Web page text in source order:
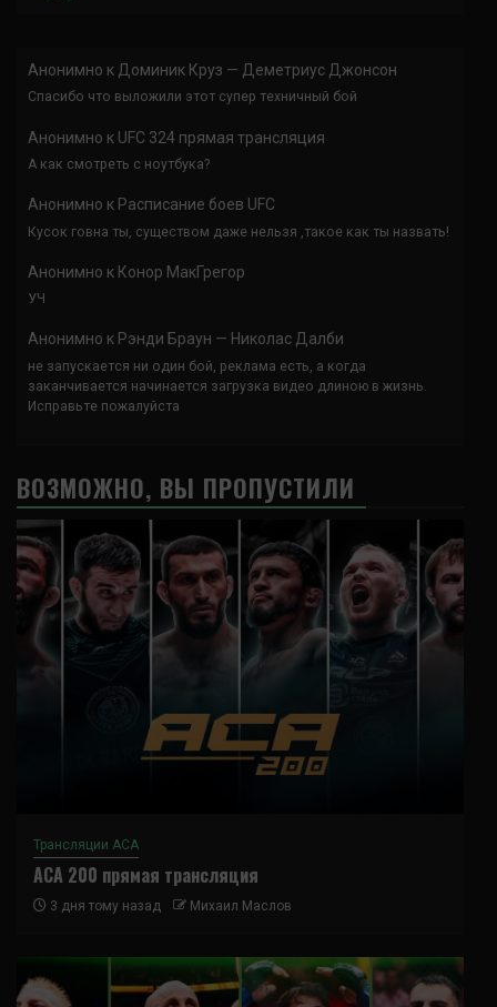
Анонимно к Доминик Круз — Деметриус Джонсон
Спасибо что выложили этот супер техничный бой
Анонимно к UFC 324 прямая трансляция
А как смотреть с ноутбука?
Анонимно к Расписание боев UFC
Кусок говна ты, существом даже нельзя ,такое как ты назвать!
Анонимно к Конор МакГрегор
УЧ
Анонимно к Рэнди Браун — Николас Далби
не запускается ни один бой, реклама есть, а когда
заканчивается начинается загрузка видео длиною в жизнь.
Исправьте пожалуйста
ВОЗМОЖНО, ВЫ ПРОПУСТИЛИ
Трансляции ACA
ACA 200 прямая трансляция
3 дня тому назад Михаил Маслов